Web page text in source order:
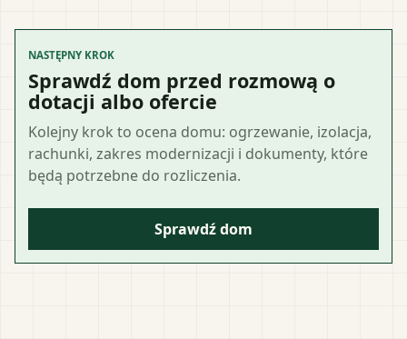
NASTĘPNY KROK
Sprawdź dom przed rozmową o
dotacji albo ofercie
Kolejny krok to ocena domu: ogrzewanie, izolacja,
rachunki, zakres modernizacji i dokumenty, które
będą potrzebne do rozliczenia.
Sprawdź dom